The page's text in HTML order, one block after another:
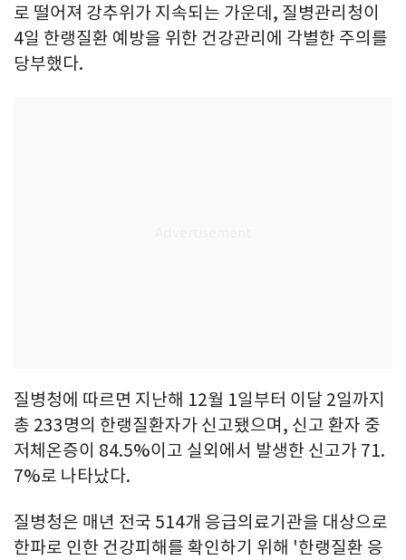
로 떨어져 강추위가 지속되는 가운데, 질병관리청이
4일 한랭질환 예방을 위한 건강관리에 각별한 주의를
당부했다.
질병청에 따르면 지난해 12월 1일부터 이달 2일까지
총 233명의 한랭질환자가 신고됐으며, 신고 환자 중
저체온증이 84.5%이고 실외에서 발생한 신고가 71.
7%로 나타났다.
질병청은 매년 전국 514개 응급의료기관을 대상으로
한파로 인한 건강피해를 확인하기 위해 '한랭질환 응